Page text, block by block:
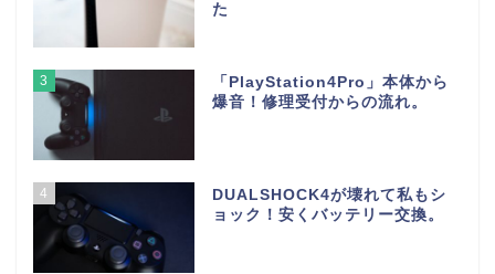
た
3
「PlayStation4Pro」本体から
爆音！修理受付からの流れ。
4
DUALSHOCK4が壊れて私もシ
ョック！安くバッテリー交換。